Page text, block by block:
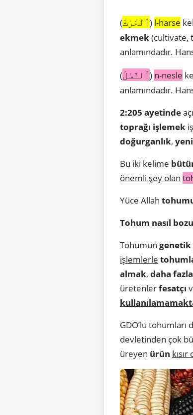
(ٱلْحَرْثَ) l-harse
ekmek(cultivate,
anlamındadır.
(ٱلنَّسْلَ) n-nesle
anlamındadır.
2:205 ayetinde
toprağı işlemek
doğurganlık,
Bu iki kelime
önemli şey olan
Yüce Allah
Tohum nasıl
Tohumun genetik
işlemlerle
almak, daha
üretenlerfesatçı
GDO’lu
devletinden çok
üreyen ürün